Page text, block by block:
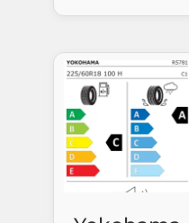
a
fost:
610.59 lei.